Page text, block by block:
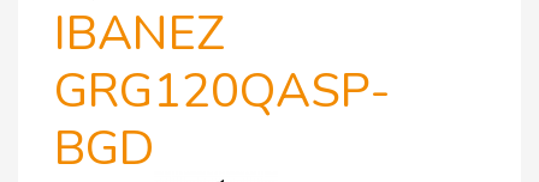
IBANEZ
GRG120QASP-
BGD